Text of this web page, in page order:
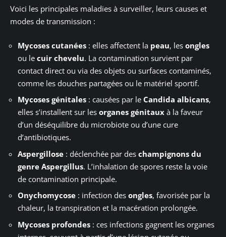
Voici les principales maladies à surveiller, leurs causes et
modes de transmission :
Mycoses cutanées : elles affectent la peau, les ongles
ou le cuir chevelu. La contamination survient par
contact direct ou via des objets ou surfaces contaminés,
comme les douches partagées ou le matériel sportif.
Mycoses génitales : causées par le Candida albicans,
elles s’installent sur les organes génitaux à la faveur
d’un déséquilibre du microbiote ou d’une cure
d’antibiotiques.
Aspergillose : déclenchée par des champignons du
genre Aspergillus. L’inhalation de spores reste la voie
de contamination principale.
Onychomycose : infection des ongles, favorisée par la
chaleur, la transpiration et la macération prolongée.
Mycoses profondes : ces infections gagnent les organes